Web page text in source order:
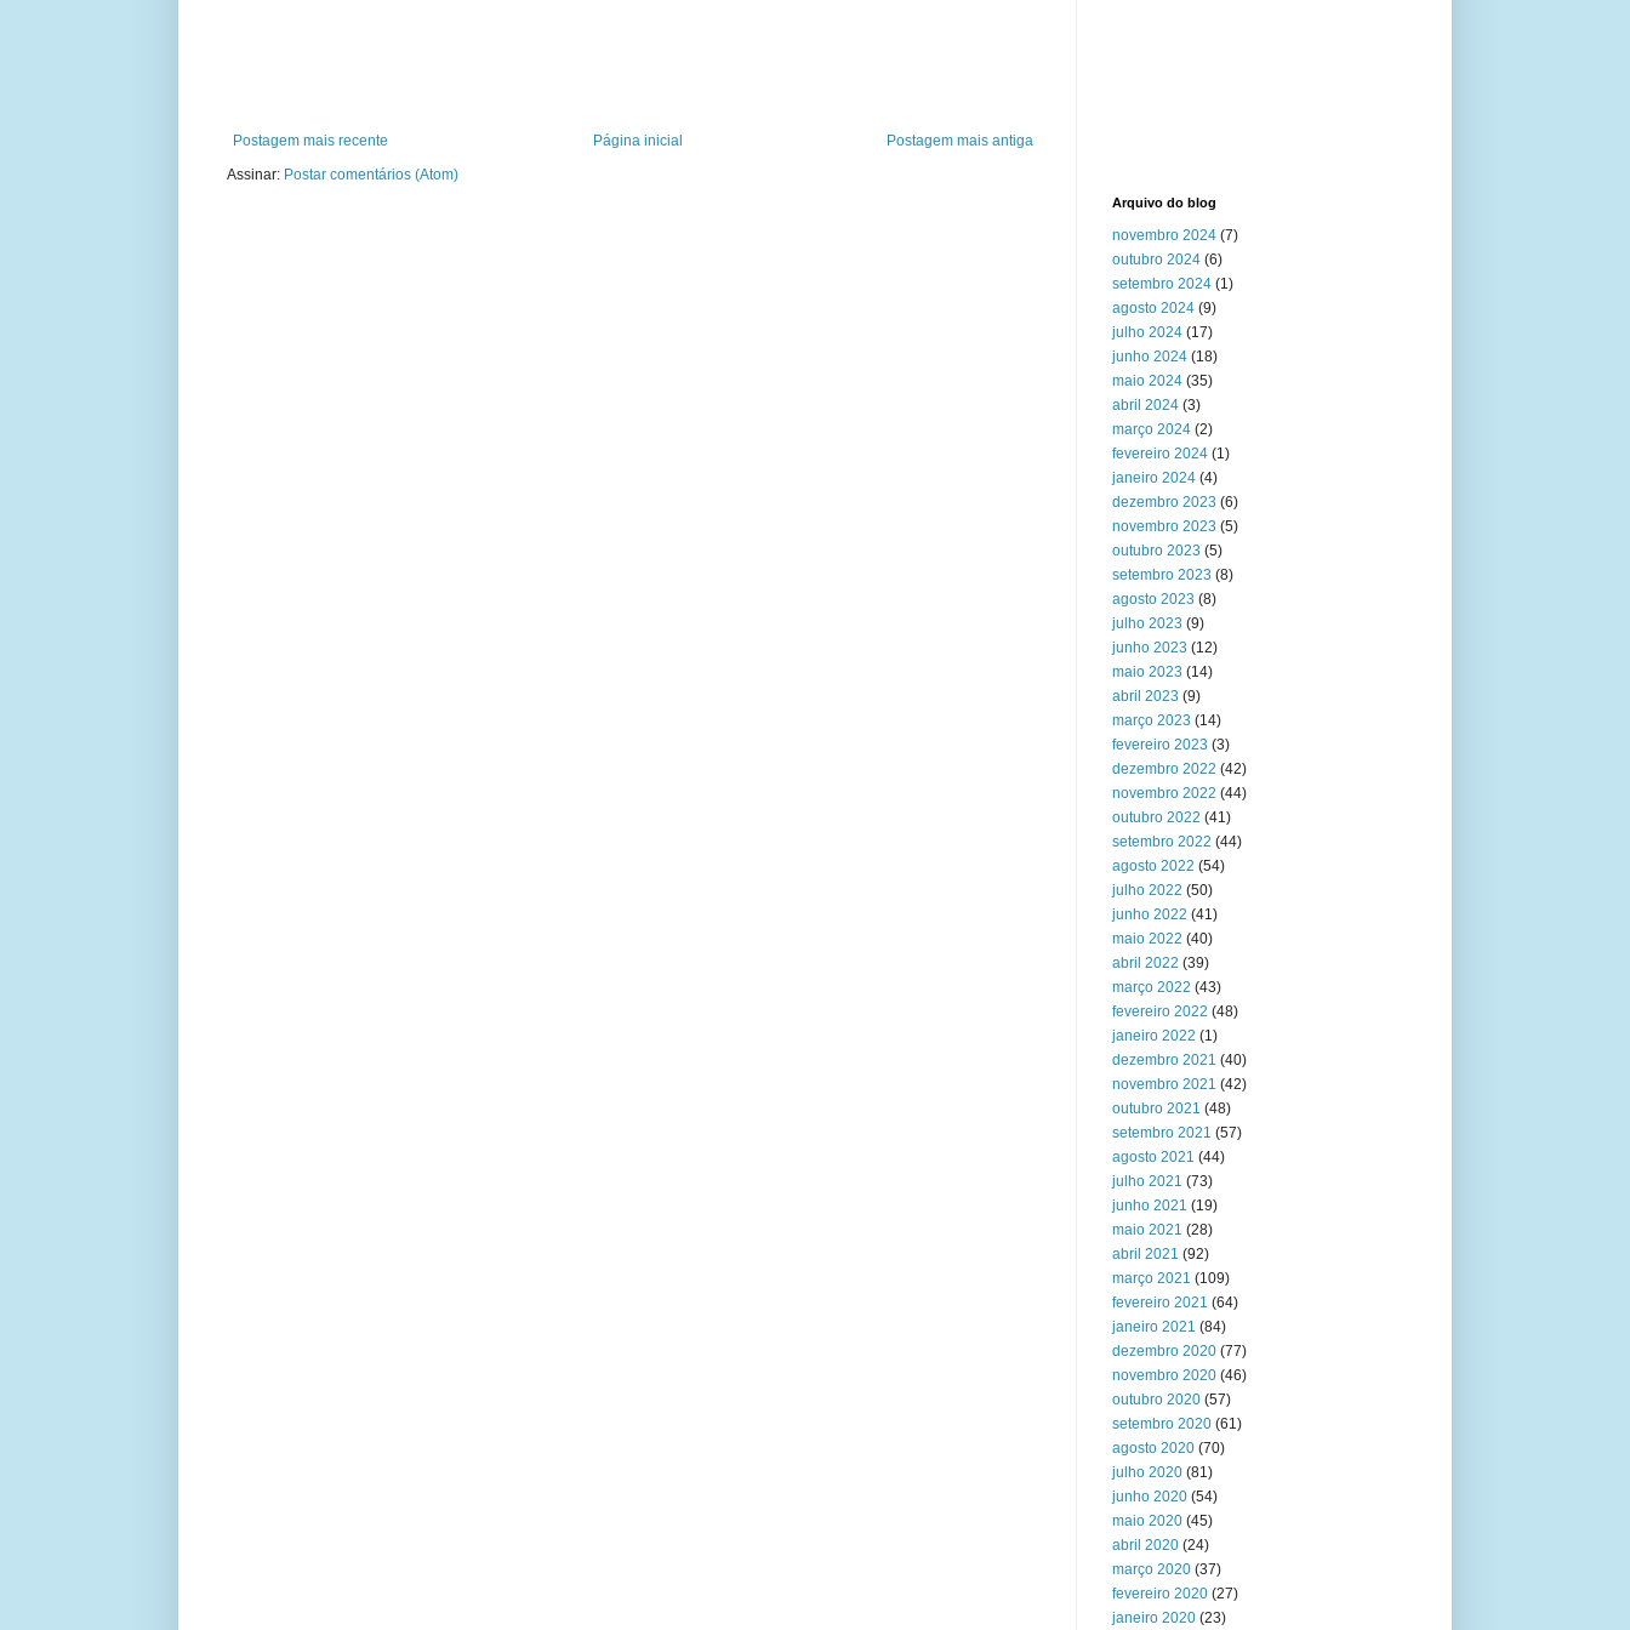
Postagem mais recente Postagem mais antiga
Página inicial
Assinar: Postar comentários (Atom)
Arquivo do blog
novembro 2024 (7)
outubro 2024 (6)
setembro 2024 (1)
agosto 2024 (9)
julho 2024 (17)
junho 2024 (18)
maio 2024 (35)
abril 2024 (3)
março 2024 (2)
fevereiro 2024 (1)
janeiro 2024 (4)
dezembro 2023 (6)
novembro 2023 (5)
outubro 2023 (5)
setembro 2023 (8)
agosto 2023 (8)
julho 2023 (9)
junho 2023 (12)
maio 2023 (14)
abril 2023 (9)
março 2023 (14)
fevereiro 2023 (3)
dezembro 2022 (42)
novembro 2022 (44)
outubro 2022 (41)
setembro 2022 (44)
agosto 2022 (54)
julho 2022 (50)
junho 2022 (41)
maio 2022 (40)
abril 2022 (39)
março 2022 (43)
fevereiro 2022 (48)
janeiro 2022 (1)
dezembro 2021 (40)
novembro 2021 (42)
outubro 2021 (48)
setembro 2021 (57)
agosto 2021 (44)
julho 2021 (73)
junho 2021 (19)
maio 2021 (28)
abril 2021 (92)
março 2021 (109)
fevereiro 2021 (64)
janeiro 2021 (84)
dezembro 2020 (77)
novembro 2020 (46)
outubro 2020 (57)
setembro 2020 (61)
agosto 2020 (70)
julho 2020 (81)
junho 2020 (54)
maio 2020 (45)
abril 2020 (24)
março 2020 (37)
fevereiro 2020 (27)
janeiro 2020 (23)